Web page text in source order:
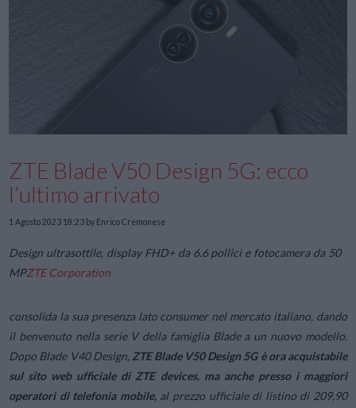
ZTE Blade V50 Design 5G: ecco
l’ultimo arrivato
1 Agosto 2023 18:23 by Enrico Cremonese
Design ultrasottile, display FHD+ da 6.6 pollici e fotocamera da 50
MPZTE Corporation
consolida la sua presenza lato consumernel mercato italiano, dando
il benvenuto nella serie V della famiglia Blade a un nuovo modello.
Dopo Blade V40 Design, ZTE Blade V50 Design 5G è ora acquistabile
sul sito web ufficiale di ZTE devices, ma anche presso i maggiori
operatori di telefonia mobile, al prezzo ufficiale di listino di 209,90